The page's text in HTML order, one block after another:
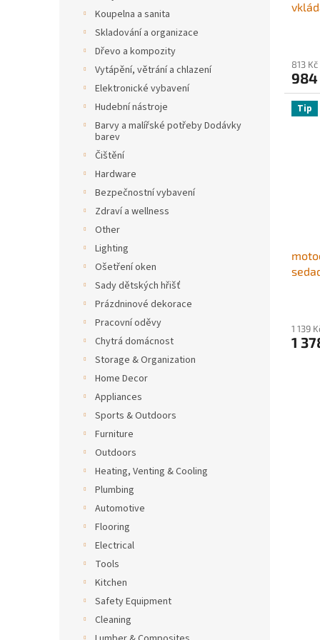
Koupelna a sanita
Skladování a organizace
Dřevo a kompozity
Vytápění, větrání a chlazení
Elektronické vybavení
Hudební nástroje
Barvy a malířské potřeby Dodávky
barev
Čištění
Hardware
Bezpečnostní vybavení
Zdraví a wellness
Other
Lighting
Ošetření oken
Sady dětských hřišť
Prázdninové dekorace
Pracovní oděvy
Chytrá domácnost
Storage & Organization
Home Decor
Appliances
Sports & Outdoors
Furniture
Outdoors
Heating, Venting & Cooling
Plumbing
Automotive
Flooring
Electrical
Tools
Kitchen
Safety Equipment
Cleaning
813
984
Tip
1 139
1